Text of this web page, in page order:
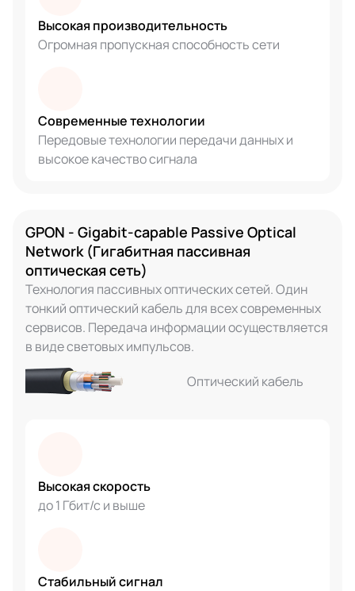
Высокая производительность
Огромная пропускная способность сети
Современные технологии
Передовые технологии передачи данных и
высокое качество сигнала
GPON - Gigabit-capable Passive Optical
Network (Гигабитная пассивная
оптическая сеть)
Технология пассивных оптических сетей. Один
тонкий оптический кабель для всех современных
сервисов. Передача информации осуществляется
в виде световых импульсов.
Оптический кабель
Высокая скорость
до 1 Гбит/с и выше
Стабильный сигнал